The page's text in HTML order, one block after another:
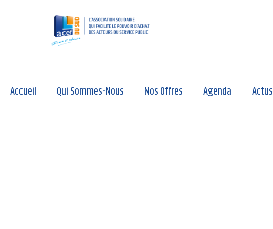
Accueil Qui Sommes-Nous Nos Offres Agenda Actus